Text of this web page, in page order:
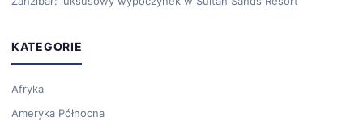
KATEGORIE
Afryka
Ameryka Północna